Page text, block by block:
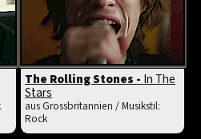
The Rolling Stones - In The
Stars
aus Grossbritannien / Musikstil:
Rock